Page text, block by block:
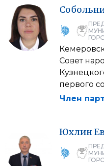
Совет
первого
Член
Юхлин